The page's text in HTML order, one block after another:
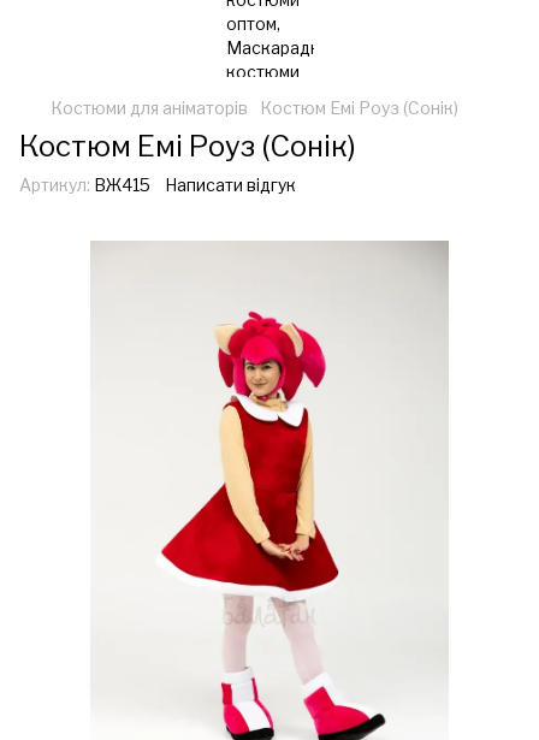
Костюми для аніматорів Костюм Емі Роуз (Сонік)
Костюм Емі Роуз (Сонік)
Артикул: ВЖ415 Написати відгук